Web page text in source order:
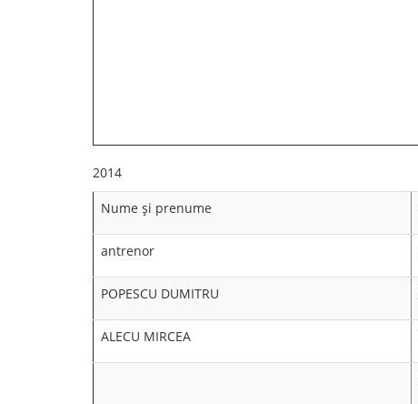
2014
Nume şi prenume
antrenor
POPESCU DUMITRU
ALECU MIRCEA